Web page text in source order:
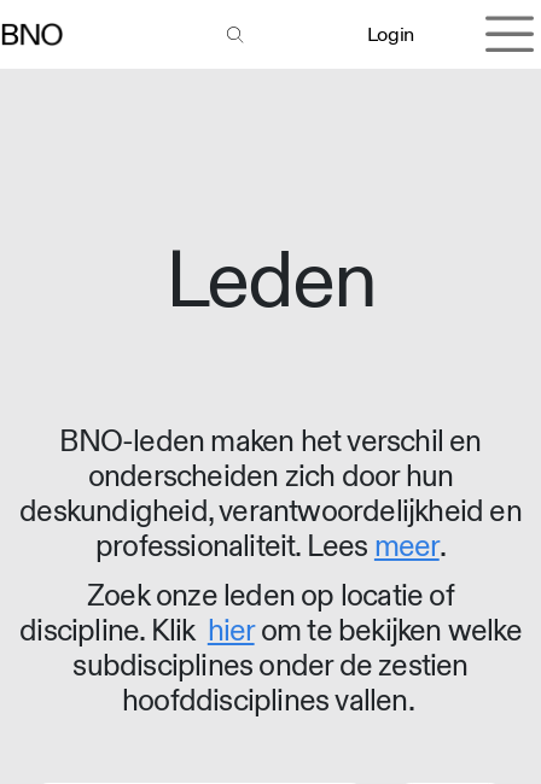
Login
Leden
BNO-leden maken het verschil en
onderscheiden zich door hun
deskundigheid, verantwoordelijkheid en
professionaliteit. Lees meer.
Zoek onze leden op locatie of
discipline. Klik hierom te bekijken welke
subdisciplines onder de zestien
hoofddisciplines vallen.